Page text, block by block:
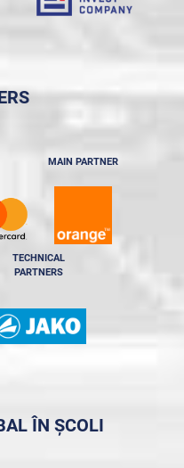
MAIN PARTNER
TECHNICAL
PARTNERS
ÎN ȘCOLI